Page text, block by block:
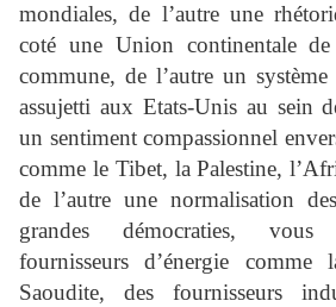
mondiales, de l’autre une
coté une Union continentale de
commune, de l’autre un
assujetti aux Etats-Unis au sein
un sentiment compassionnel
comme le Tibet, la Palestine,
de l’autre une normalisation
grandes démocraties,
fournisseurs d’énergie comme
Saoudite, des fournisseurs